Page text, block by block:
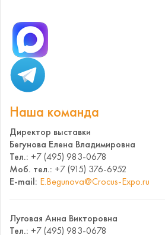
Наша команда
Директор выставки
Бегунова Елена Владимировна
Тел.: +7 (495) 983-0678
Моб. тел.: +7 (915) 376-6952
E-mail: E.Begunova@Crocus-Expo.ru
Луговая Анна Викторовна
Тел.: +7 (495) 983-0678